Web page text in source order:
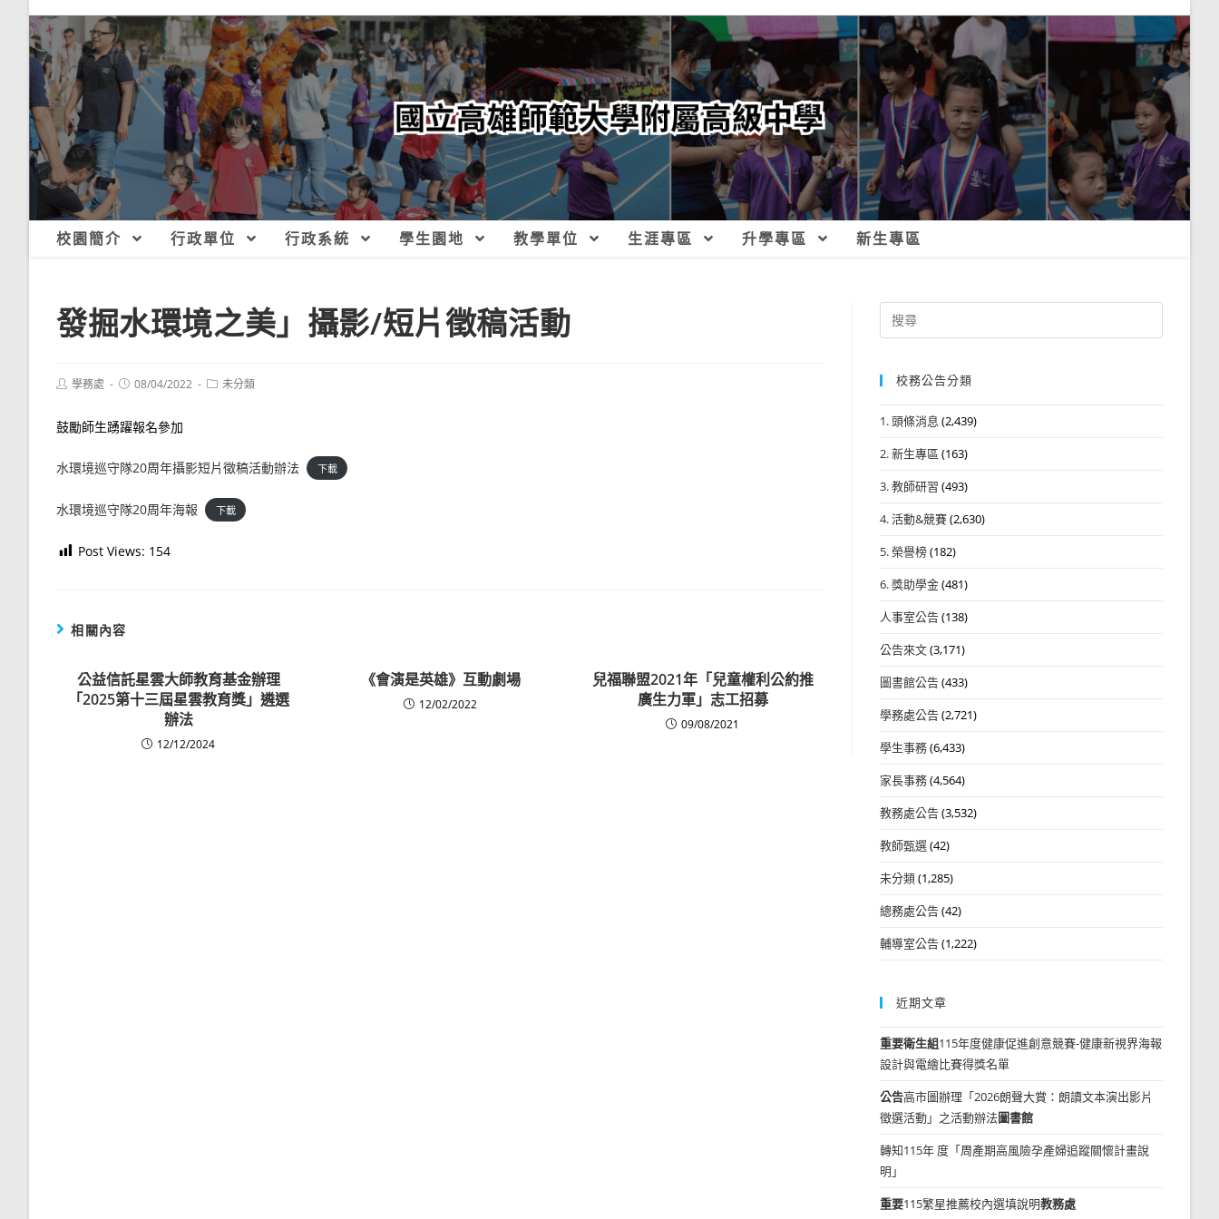
校園簡介 行政單位 行政系統 學生園地 教學單位 生涯專區 升學專區 新生專區
發掘水環境之美」攝影/短片徵稿活動
Post學務處
Post08/04/2022
Post未分類
鼓勵師生踴躍報名參加
水環境巡守隊20周年攝影短片徵稿活動辦法 下載
水環境巡守隊20周年海報 下載
Post Views: 154
相關內容
公益信託星雲大師教育基金辦理
「2025第十三屆星雲教育獎」遴選
辦法
12/12/2024
《會演是英雄》互動劇場
12/02/2022
兒福聯盟2021年「兒童權利公約推
廣生力軍」志工招募
09/08/2021
Search
for:
校務公告分類
1. 頭條消息 (2,439)
2. 新生專區 (163)
3. 教師研習 (493)
4. 活動&競賽(2,630)
5. 榮譽榜(182)
6. 獎助學金(481)
人事室公告(138)
公告來文(3,171)
圖書館公告(433)
學務處公告(2,721)
學生事務(6,433)
家長事務(4,564)
教務處公告(3,532)
教師甄選(42)
未分類(1,285)
總務處公告(42)
輔導室公告(1,222)
近期文章
重要衛生組115年度健康促進創意競賽-健康新視界海報
設計與電繪比賽得獎名單
公告高市圖辦理「2026朗聲大賞：朗讀文本演出影片
徵選活動」之活動辦法圖書館
轉知115年 度「周產期高風險孕產婦追蹤關懷計畫說
明」
重要115繁星推薦校內選填說明教務處